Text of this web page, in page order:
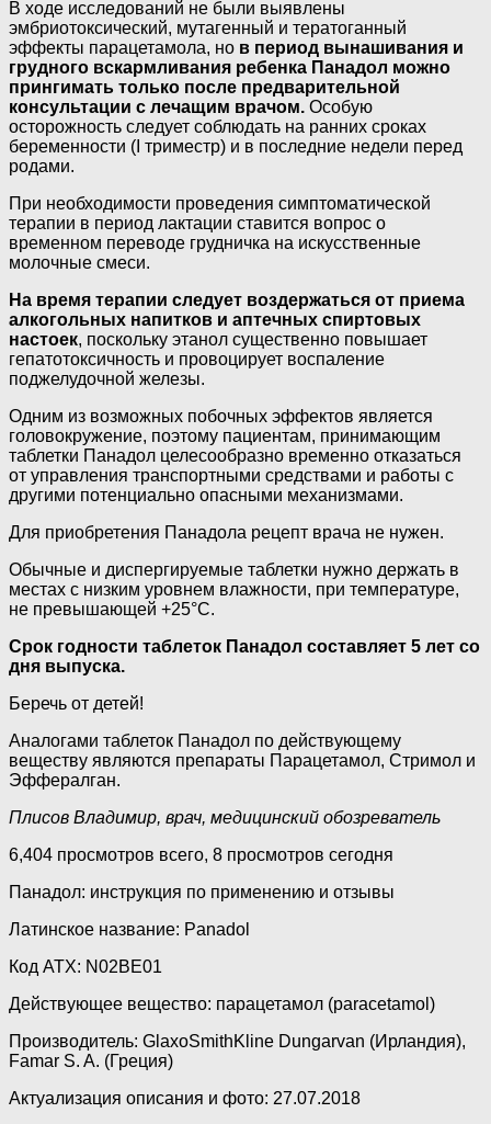
В ходе исследований не были выявлены
эмбриотоксический, мутагенный и тератоганный
эффекты парацетамола, но в период вынашивания и
грудного вскармливания ребенка Панадол можно
прингимать только после предварительной
консультации с лечащим врачом. Особую
осторожность следует соблюдать на ранних сроках
беременности (I триместр) и в последние недели перед
родами.
При необходимости проведения симптоматической
терапии в период лактации ставится вопрос о
временном переводе грудничка на искусственные
молочные смеси.
На время терапии следует воздержаться от приема
алкогольных напитков и аптечных спиртовых
настоек, поскольку этанол существенно повышает
гепатотоксичность и провоцирует воспаление
поджелудочной железы.
Одним из возможных побочных эффектов является
головокружение, поэтому пациентам, принимающим
таблетки Панадол целесообразно временно отказаться
от управления транспортными средствами и работы с
другими потенциально опасными механизмами.
Для приобретения Панадола рецепт врача не нужен.
Обычные и диспергируемые таблетки нужно держать в
местах с низким уровнем влажности, при температуре,
не превышающей +25°С.
Срок годности таблеток Панадол составляет 5 лет со
дня выпуска.
Беречь от детей!
Аналогами таблеток Панадол по действующему
веществу являются препараты Парацетамол, Стримол и
Эффералган.
Плисов Владимир, врач, медицинский обозреватель
6,404 просмотров всего, 8 просмотров сегодня
Панадол: инструкция по применению и отзывы
Латинское название: Panadol
Код ATX: N02BE01
Действующее вещество: парацетамол (paracetamol)
Производитель: GlaxoSmithKline Dungarvan (Ирландия),
Famar S. A. (Греция)
Актуализация описания и фото: 27.07.2018